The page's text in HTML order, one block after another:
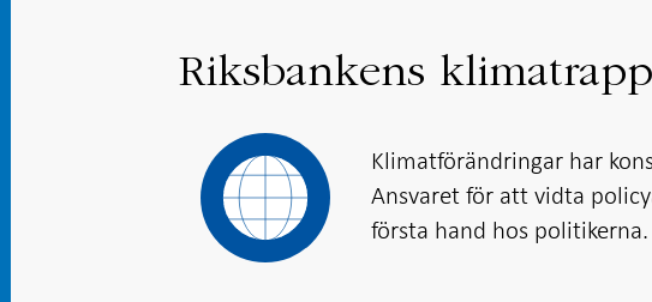
Riksbankens
Klimatförändringar har
Ansvaret för att vidta
första hand hos politikerna.